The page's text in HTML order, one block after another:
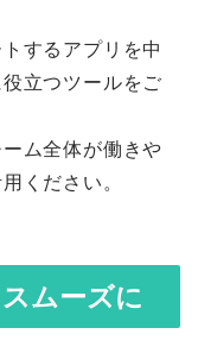
するアプリを中
立つツールをご
ム全体が働きや
ください。
ムーズに